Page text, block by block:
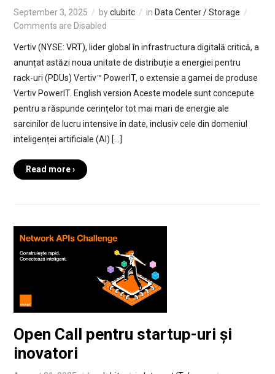
September 3, 2025 byclubitc in Data Center / Storage
Comments are Disabled
Vertiv (NYSE: VRT), lider global în infrastructura digitală critică, a
anunțat astăzi noua unitate de distribuție a energiei pentru
rack-uri (PDUs) Vertiv™ PowerIT, o extensie a gamei de produse
Vertiv PowerIT. English version Aceste modele sunt concepute
pentru a răspunde cerințelor tot mai mari de energie ale
sarcinilor de lucru intensive în date, inclusiv cele din domeniul
inteligenței artificiale (AI) […]
Read more ›
Open Call pentru startup-uri și
inovatori